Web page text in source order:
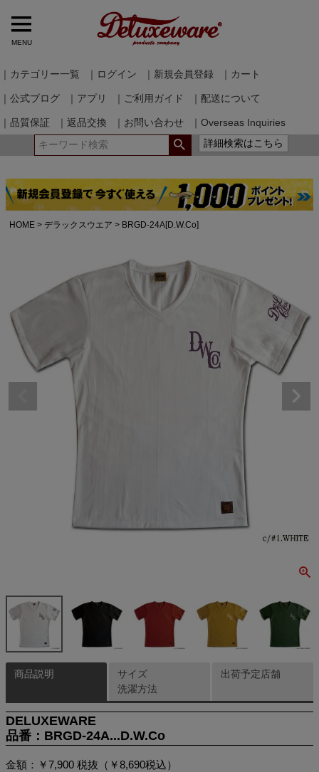
MENU
｜カテゴリー一覧 ｜ログイン ｜新規会員登録 ｜カート
｜公式ブログ ｜アプリ ｜ご利用ガイド ｜配送について
｜品質保証 ｜返品交換 ｜お問い合わせ
｜Overseas Inquiries
詳細検索はこちら
HOME デラックスウエア BRGD-24A[D.W.Co]
商品説明
DELUXEWARE
品番：BRGD-24A...D.W.Co
金額：￥7,900 税抜（￥8,690税込）
サイズ
洗濯方法
出荷予定店舗